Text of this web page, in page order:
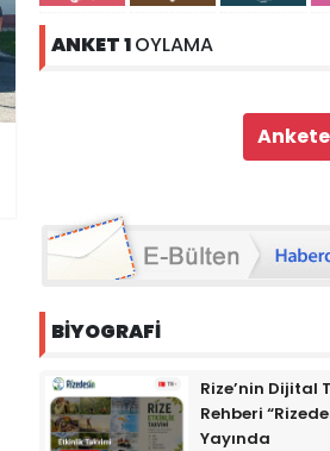
ANKET 1OYLAMA
BİYOGRAFİ
Rize’nin Dijital
Rehberi
Yayında